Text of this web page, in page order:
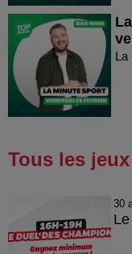
La
Tous les jeux
30